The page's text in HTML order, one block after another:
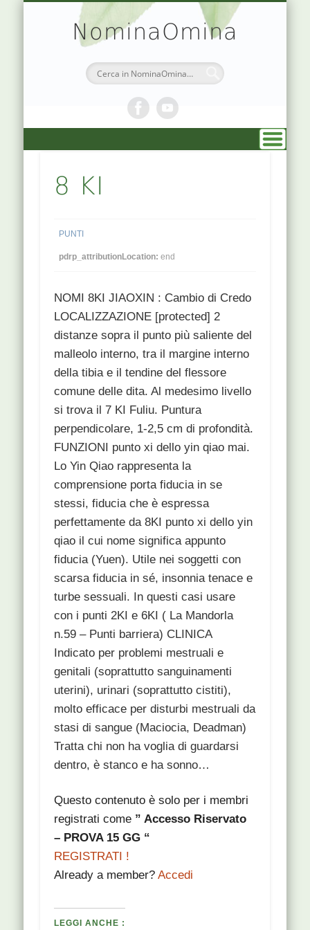
NominaOmina
HOME
CHI SONO
MEDICINA CINESE
SIMBOLOGIA
ATLANTE PUNTI
TEORIA & APPUNTI
DR. AGO
PRENOTAZIONI
8 KI
PUNTI
pdrp_attributionLocation: end
NOMI 8KI JIAOXIN : Cambio di Credo
LOCALIZZAZIONE [protected] 2
distanze sopra il punto più saliente del
malleolo interno, tra il margine interno
della tibia e il tendine del flessore
comune delle dita. Al medesimo livello
si trova il 7 KI Fuliu. Puntura
perpendicolare, 1-2,5 cm di profondità.
FUNZIONI punto xi dello yin qiao mai.
Lo Yin Qiao rappresenta la
comprensione porta fiducia in se
stessi, fiducia che è espressa
perfettamente da 8KI punto xi dello yin
qiao il cui nome significa appunto
fiducia (Yuen). Utile nei soggetti con
scarsa fiducia in sé, insonnia tenace e
turbe sessuali. In questi casi usare
con i punti 2KI e 6KI ( La Mandorla
n.59 – Punti barriera) CLINICA
Indicato per problemi mestruali e
genitali (soprattutto sanguinamenti
uterini), urinari (soprattutto cistiti),
molto efficace per disturbi mestruali da
stasi di sangue (Maciocia, Deadman)
Tratta chi non ha voglia di guardarsi
dentro, è stanco e ha sonno…
Questo contenuto è solo per i membri
registrati come ” Accesso Riservato
– PROVA 15 GG “
REGISTRATI !
Already a member?Accedi
LEGGI ANCHE :